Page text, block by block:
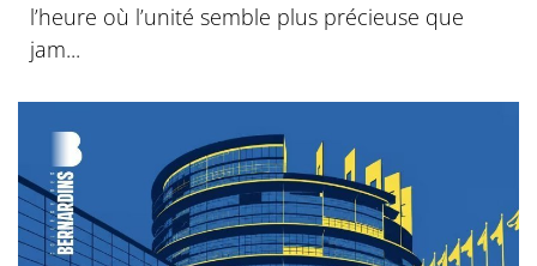
l’heure où l’unité semble plus précieuse que
jam...